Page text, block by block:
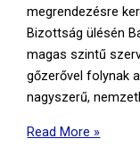
megrendezésre
Bizottság ülésén
magas szintű
gőzerővel folynak
nagyszerű,
Ha
Read More »